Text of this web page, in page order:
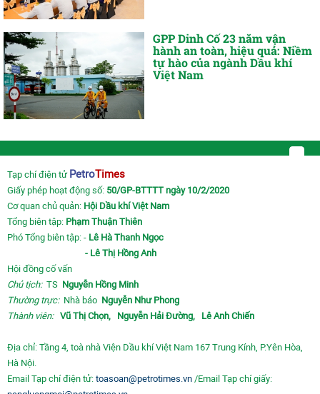
GPP Dinh Cố 23 năm vận
hành an toàn, hiệu quả: Niềm
tự hào của ngành Dầu khí
Việt Nam
Tạp chí điện tử PetroTimes
Giấy phép hoạt động số: 50/GP-BTTTT ngày 10/2/2020
Cơ quan chủ quản: Hội Dầu khí Việt Nam
Tổng biên tập: Phạm Thuận Thiên
Phó Tổng biên tập: - Lê Hà Thanh Ngọc
- Lê Thị Hồng Anh
Hội đồng cố vấn
Chủ tịch:TS Nguyễn Hồng Minh
Thường trực: Nhà báo Nguyễn Như Phong
Thành viên: Vũ Thị Chọn, Nguyễn Hải Đường, Lê Anh Chiến
Địa chỉ: Tầng 4, toà nhà Viện Dầu khí Việt Nam 167 Trung Kính, P.Yên Hòa,
Hà Nội.
Email Tạp chí điện tử: toasoan@petrotimes.vn /Email Tạp chí giấy: